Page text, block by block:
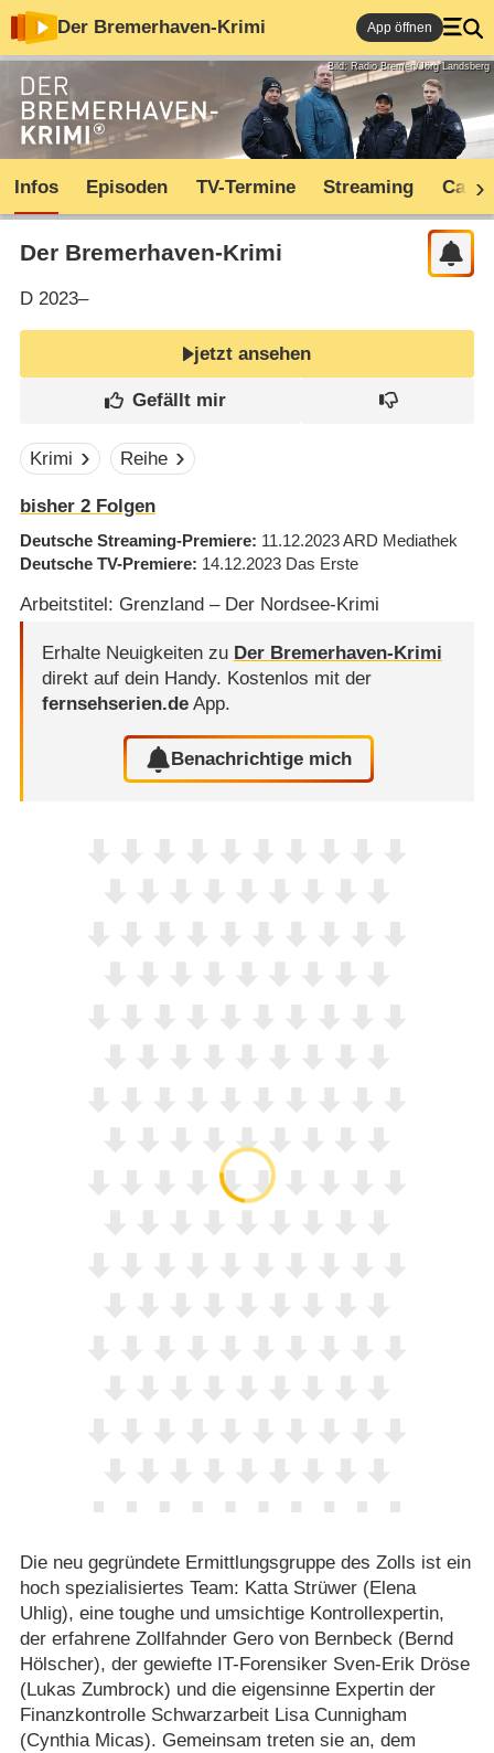
Der Bremerhaven-Krimi App öffnen
Bild: Radio Bremen/Jörg Landsberg
Infos Episoden TV-Termine Streaming Cast
Der Bremerhaven-Krimi
D2023–
jetzt ansehen
Krimi Reihe
bisher 2Folgen
Deutsche Streaming-Premiere 11.12.2023ARD Mediathek
Deutsche TV-Premiere 14.12.2023 Das Erste
Arbeitstitel: Grenzland – Der Nordsee-Krimi
Erhalte Neuigkeiten zu Der Bremerhaven-Krimi
direkt auf dein Handy. Kostenlos mit der
fernsehserien.deApp.
Benachrichtige mich
Die neu gegründete Ermittlungsgruppe des Zolls ist ein
hoch spezialisiertes Team: Katta Strüwer (Elena
Uhlig), eine toughe und umsichtige Kontrollexpertin,
der erfahrene Zollfahnder Gero von Bernbeck (Bernd
Hölscher), der gewiefte IT-Forensiker Sven-Erik Dröse
(Lukas Zumbrock) und die eigensinne Expertin der
Finanzkontrolle Schwarzarbeit Lisa Cunnigham
(Cynthia Micas). Gemeinsam treten sie an, dem